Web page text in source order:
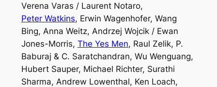
Verena Varas / Laurent Notaro,
Peter Watkins, Erwin Wagenhofer, Wang
Bing, Anna Weitz, Andrzej Wojcik / Ewan
Jones-Morris, The Yes Men, Raul Zelik, P.
Baburaj & C. Saratchandran, Wu Wenguang,
Hubert Sauper, Michael Richter, Surathi
Sharma, Andrew Lowenthal, Ken Loach,